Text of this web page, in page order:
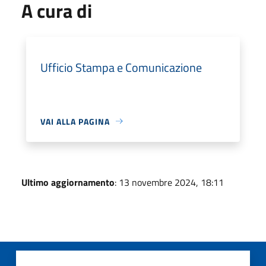
A cura di
Ufficio Stampa e Comunicazione
VAI ALLA PAGINA
Ultimo aggiornamento: 13 novembre 2024, 18:11